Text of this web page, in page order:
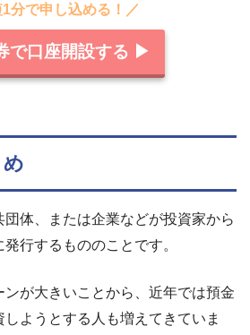
1分で申し込める！／
で口座開設する ▶︎
体、または企業などが投資家から
行するもののことです。
が大きいことから、近年では預金
ようとする人も増えてきていま